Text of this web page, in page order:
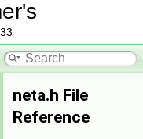
neta.h File
Reference